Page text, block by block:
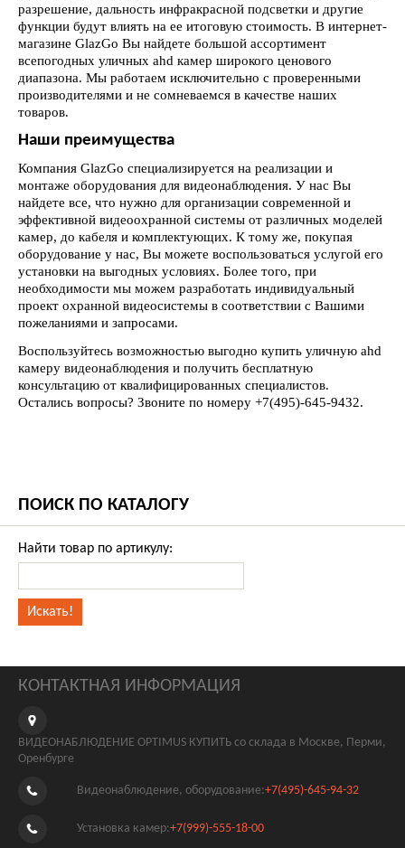
разрешение, дальность инфракрасной подсветки и другие
функции будут влиять на ее итоговую стоимость. В интернет-
магазине GlazGo Вы найдете большой ассортимент
всепогодных уличных ahd камер широкого ценового
диапазона. Мы работаем исключительно с проверенными
производителями и не сомневаемся в качестве наших
товаров.
Наши преимущества
Компания GlazGo специализируется на реализации и
монтаже оборудования для видеонаблюдения. У нас Вы
найдете все, что нужно для организации современной и
эффективной видеоохранной системы от различных моделей
камер, до кабеля и комплектующих. К тому же, покупая
оборудование у нас, Вы можете воспользоваться услугой его
установки на выгодных условиях. Более того, при
необходимости мы можем разработать индивидуальный
проект охранной видеосистемы в соответствии с Вашими
пожеланиями и запросами.
Воспользуйтесь возможностью выгодно купить уличную ahd
камеру видеонаблюдения и получить бесплатную
консультацию от квалифицированных специалистов.
Остались вопросы? Звоните по номеру +7(495)-645-9432.
ПОИСК ПО КАТАЛОГУ
Найти товар по артикулу:
КОНТАКТНАЯ ИНФОРМАЦИЯ
ВИДЕОНАБЛЮДЕНИЕ OPTIMUS КУПИТЬ со склада в Москве, Перми,
Оренбурге
Видеонаблюдение, оборудование:+7(495)-645-94-32
Установка камер:+7(999)-555-18-00